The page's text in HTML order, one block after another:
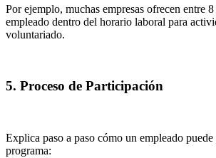
Por ejemplo, muchas empresas ofrecen entre
empleado dentro del horario laboral para
voluntariado.
5. Proceso de Participación
Explica paso a paso cómo un empleado
programa: